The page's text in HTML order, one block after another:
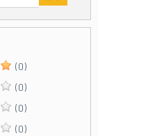
(0)
(0)
(0)
(0)